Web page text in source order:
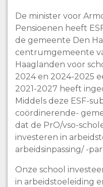
De minister voor
Pensioenen heeft
de gemeente Den
centrumgemeente
Haaglanden voor
2024 en 2024-2025
2021-2027 heeft
Middels deze ESF-
coördinerende-
dat de PrO/vso-
investeren in
arbeidsinpassing/ -
Onze school
in arbeidstoeleiding